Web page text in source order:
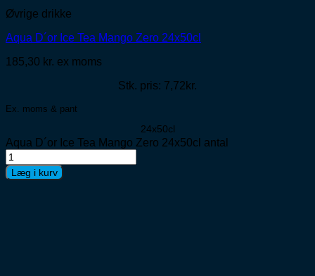
Øvrige drikke
Aqua D´or Ice Tea Mango Zero 24x50cl
185,30 kr. ex moms
Stk. pris: 7,72kr.
Ex. moms & pant
24x50cl
Aqua D´or Ice Tea Mango Zero 24x50cl antal
Læg i kurv